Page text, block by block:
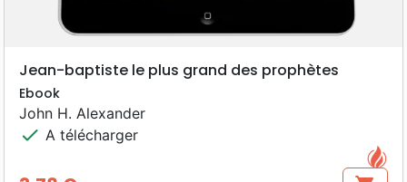
Jean-baptiste le plus grand des prophètes
Ebook
John H. Alexander
check A télécharger